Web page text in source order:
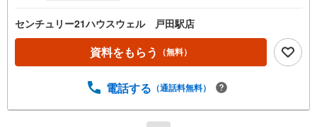
センチュリー21ハウスウェル 戸田駅店
資料をもらう （無料）
電話する （通話料無料）